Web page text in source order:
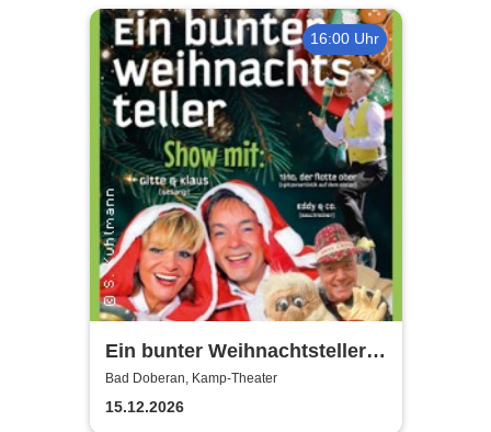
Dinner Shows
16:00 Uhr
Ein bunter Weihnachtsteller
mit Gitte & Klaus, Eddy & Co
Bad Doberan, Kamp-Theater
15.12.2026